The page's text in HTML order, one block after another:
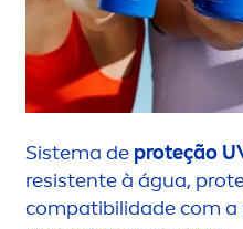
Sistema de proteção
resistente à água,
compatibilidade com